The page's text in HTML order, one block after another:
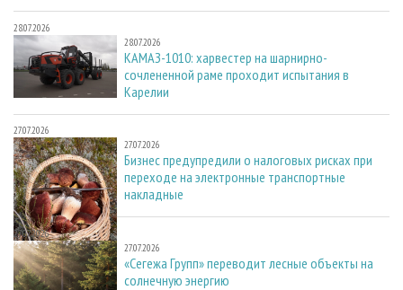
28.07.2026
28.07.2026
КАМАЗ-1010: харвестер на шарнирно-
сочлененной раме проходит испытания в
Карелии
27.07.2026
27.07.2026
Бизнес предупредили о налоговых рисках при
переходе на электронные транспортные
накладные
27.07.2026
27.07.2026
«Сегежа Групп» переводит лесные объекты на
солнечную энергию